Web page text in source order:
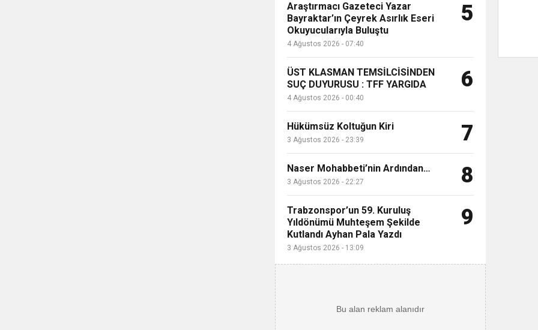
Araştırmacı Gazeteci Yazar
Bayraktar’ın Çeyrek Asırlık Eseri
Okuyucularıyla Buluştu
4 Ağustos 2026 - 07:40
5
ÜST KLASMAN TEMSİLCİSİNDEN
SUÇ DUYURUSU : TFF YARGIDA
4 Ağustos 2026 - 00:40
6
Hükümsüz Koltuğun Kiri
3 Ağustos 2026 - 23:39 7
Naser Mohabbeti’nin Ardından…
3 Ağustos 2026 - 22:27 8
Trabzonspor’un 59. Kuruluş
Yıldönümü Muhteşem Şekilde
Kutlandı Ayhan Pala Yazdı
3 Ağustos 2026 - 13:09
9